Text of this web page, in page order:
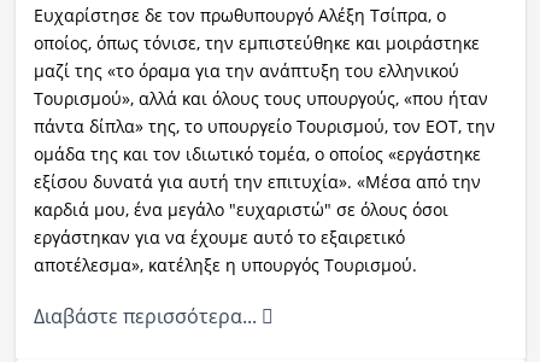
Ευχαρίστησε δε τον πρωθυπουργό Αλέξη Τσίπρα, ο
οποίος, όπως τόνισε, την εμπιστεύθηκε και μοιράστηκε
μαζί της «το όραμα για την ανάπτυξη του ελληνικού
Τουρισμού», αλλά και όλους τους υπουργούς, «που ήταν
πάντα δίπλα» της, το υπουργείο Τουρισμού, τον ΕΟΤ, την
ομάδα της και τον ιδιωτικό τομέα, ο οποίος «εργάστηκε
εξίσου δυνατά για αυτή την επιτυχία». «Μέσα από την
καρδιά μου, ένα μεγάλο "ευχαριστώ" σε όλους όσοι
εργάστηκαν για να έχουμε αυτό το εξαιρετικό
αποτέλεσμα», κατέληξε η υπουργός Τουρισμού.
Διαβάστε περισσότερα...